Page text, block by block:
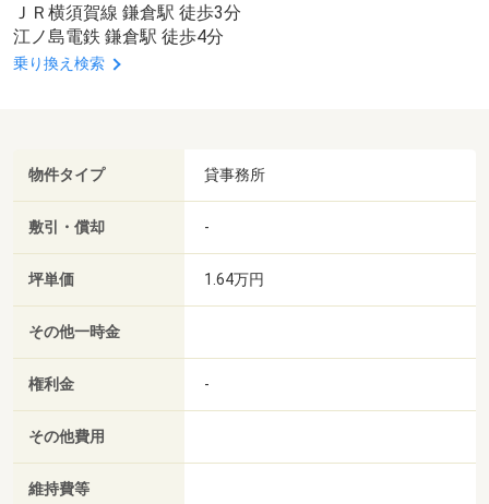
ＪＲ横須賀線 鎌倉駅 徒歩3分
江ノ島電鉄 鎌倉駅 徒歩4分
乗り換え検索
物件タイプ 貸事務所
敷引・償却 -
坪単価 1.64万円
その他一時金
権利金 -
その他費用
維持費等